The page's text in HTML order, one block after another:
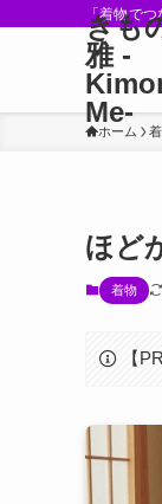
「着物で
きも
雅 -
Me-
ホーム
ほど
着物
【